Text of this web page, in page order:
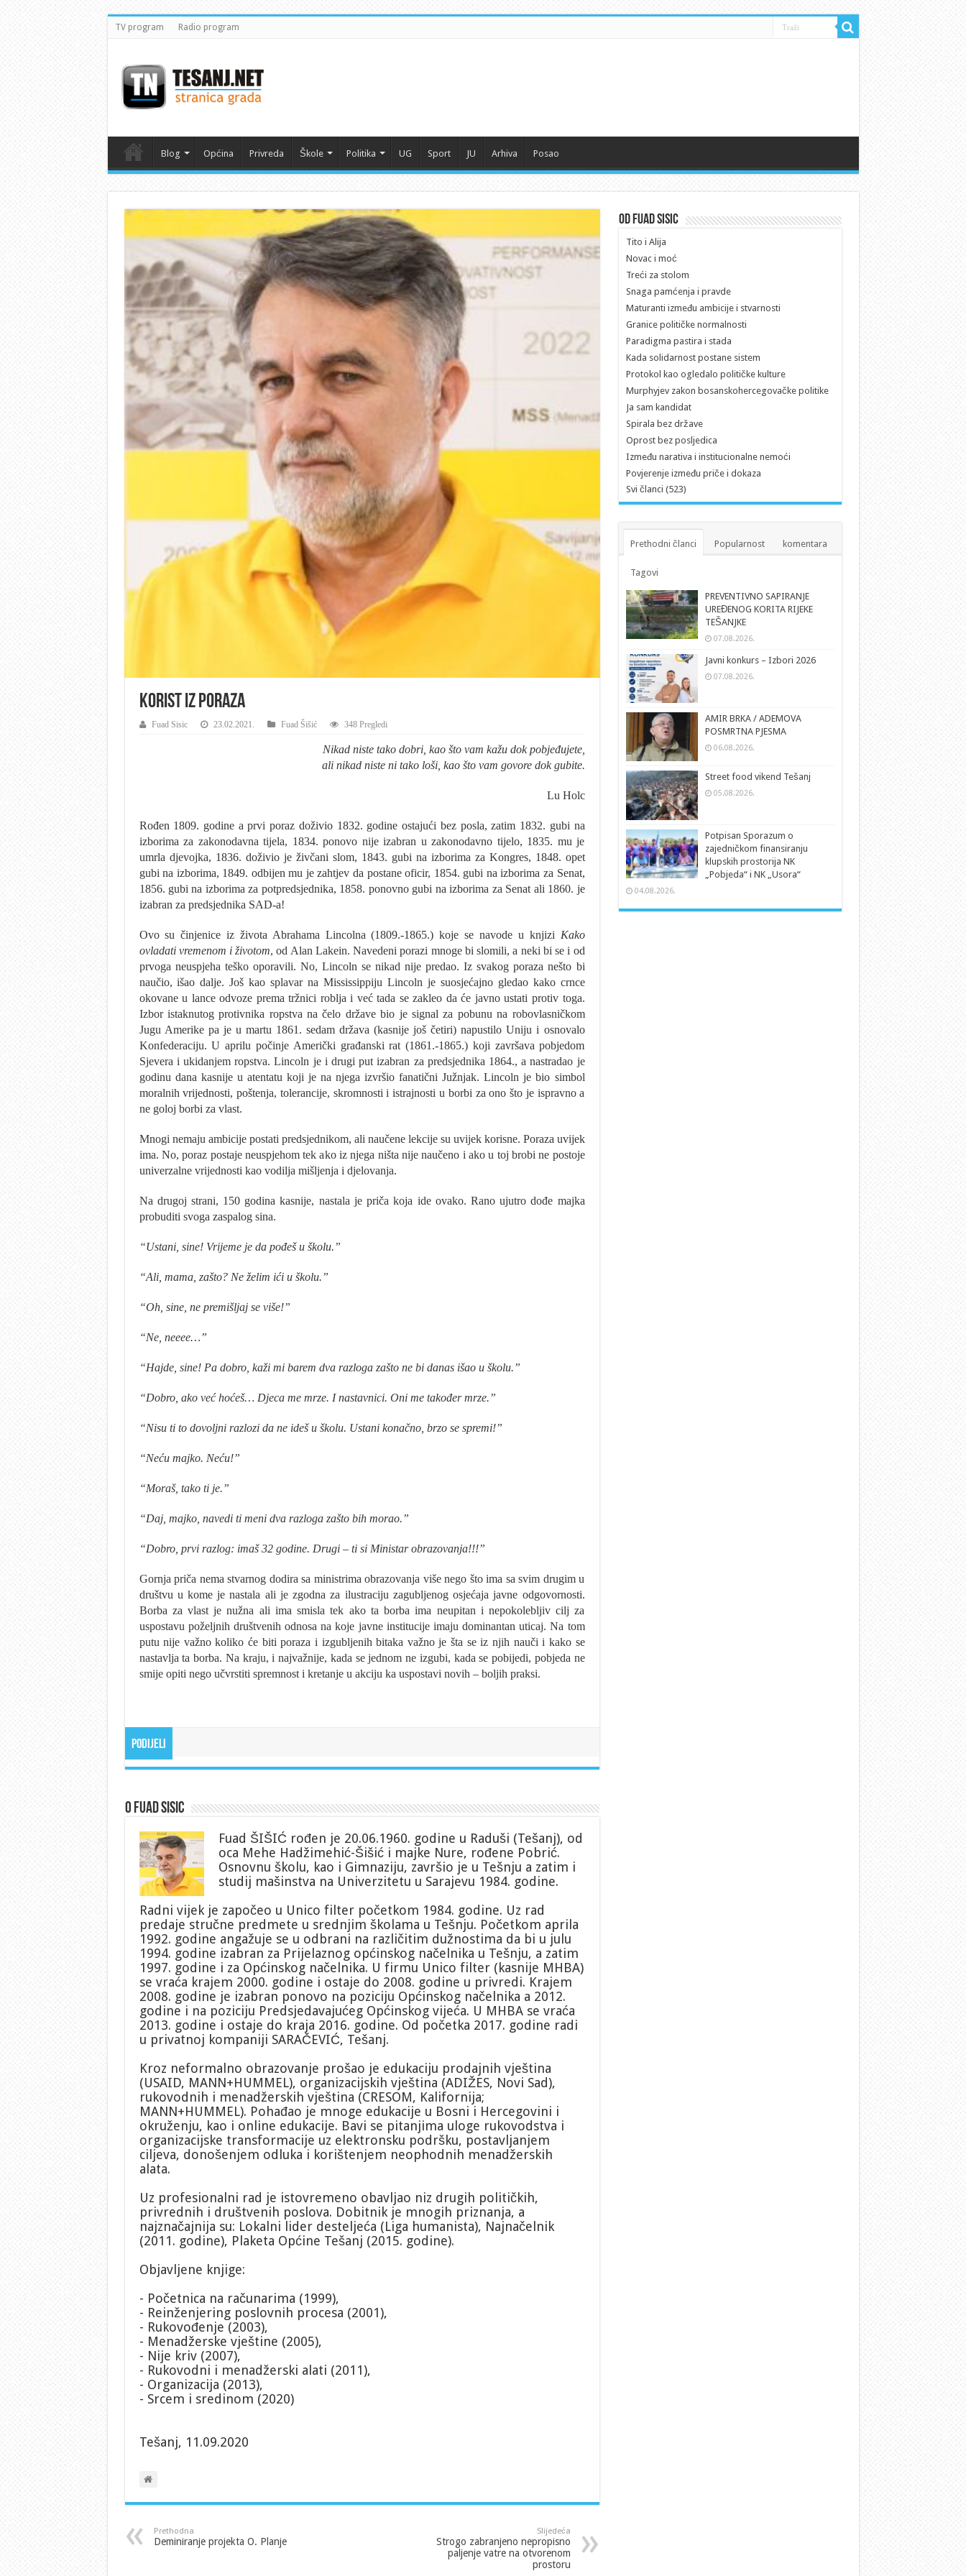
TV program Radio program
Blog Općina Privreda Škole Politika UG Sport JU Arhiva Posao
Korist iz poraza
Fuad Sisic 23.02.2021. Fuad Šišić 348 Pregledi
Nikad niste tako dobri, kao što vam kažu dok pobjeđujete,
ali nikad niste ni tako loši, kao što vam govore dok gubite.
Lu Holc
Rođen 1809. godine a prvi poraz doživio 1832. godine ostajući bez posla, zatim 1832. gubi na
izborima za zakonodavna tijela, 1834. ponovo nije izabran u zakonodavno tijelo, 1835. mu je
umrla djevojka, 1836. doživio je živčani slom, 1843. gubi na izborima za Kongres, 1848. opet
gubi na izborima, 1849. odbijen mu je zahtjev da postane oficir, 1854. gubi na izborima za Senat,
1856. gubi na izborima za potpredsjednika, 1858. ponovno gubi na izborima za Senat ali 1860. je
izabran za predsjednika SAD-a!
Ovo su činjenice iz života Abrahama Lincolna (1809.-1865.) koje se navode u knjizi Kako
ovladati vremenom i životom, od Alan Lakein. Navedeni porazi mnoge bi slomili, a neki bi se i od
prvoga neuspjeha teško oporavili. No, Lincoln se nikad nije predao. Iz svakog poraza nešto bi
naučio, išao dalje. Još kao splavar na Mississippiju Lincoln je suosjećajno gledao kako crnce
okovane u lance odvoze prema tržnici roblja i već tada se zakleo da će javno ustati protiv toga.
Izbor istaknutog protivnika ropstva na čelo države bio je signal za pobunu na robovlasničkom
Jugu Amerike pa je u martu 1861. sedam država (kasnije još četiri) napustilo Uniju i osnovalo
Konfederaciju. U aprilu počinje Američki građanski rat (1861.-1865.) koji završava pobjedom
Sjevera i ukidanjem ropstva. Lincoln je i drugi put izabran za predsjednika 1864., a nastradao je
godinu dana kasnije u atentatu koji je na njega izvršio fanatični Južnjak. Lincoln je bio simbol
moralnih vrijednosti, poštenja, tolerancije, skromnosti i istrajnosti u borbi za ono što je ispravno a
ne goloj borbi za vlast.
Mnogi nemaju ambicije postati predsjednikom, ali naučene lekcije su uvijek korisne. Poraza uvijek
ima. No, poraz postaje neuspjehom tek ako iz njega ništa nije naučeno i ako u toj brobi ne postoje
univerzalne vrijednosti kao vodilja mišljenja i djelovanja.
Na drugoj strani, 150 godina kasnije, nastala je priča koja ide ovako. Rano ujutro dođe majka
probuditi svoga zaspalog sina.
“Ustani, sine! Vrijeme je da pođeš u školu.”
“Ali, mama, zašto? Ne želim ići u školu.”
“Oh, sine, ne premišljaj se više!”
“Ne, neeee…”
“Hajde, sine! Pa dobro, kaži mi barem dva razloga zašto ne bi danas išao u školu.”
“Dobro, ako već hoćeš… Djeca me mrze. I nastavnici. Oni me također mrze.”
“Nisu ti to dovoljni razlozi da ne ideš u školu. Ustani konačno, brzo se spremi!”
“Neću majko. Neću!”
“Moraš, tako ti je.”
“Daj, majko, navedi ti meni dva razloga zašto bih morao.”
“Dobro, prvi razlog: imaš 32 godine. Drugi – ti si Ministar obrazovanja!!!”
Gornja priča nema stvarnog dodira sa ministrima obrazovanja više nego što ima sa svim drugim u
društvu u kome je nastala ali je zgodna za ilustraciju zagubljenog osjećaja javne odgovornosti.
Borba za vlast je nužna ali ima smisla tek ako ta borba ima neupitan i nepokolebljiv cilj za
uspostavu poželjnih društvenih odnosa na koje javne institucije imaju dominantan uticaj. Na tom
putu nije važno koliko će biti poraza i izgubljenih bitaka važno je šta se iz njih nauči i kako se
nastavlja ta borba. Na kraju, i najvažnije, kada se jednom ne izgubi, kada se pobijedi, pobjeda ne
smije opiti nego učvrstiti spremnost i kretanje u akciju ka uspostavi novih – boljih praksi.
Podijeli
O Fuad Sisic
Fuad ŠIŠIĆ rođen je 20.06.1960. godine u Raduši (Tešanj), od
oca Mehe Hadžimehić-Šišić i majke Nure, rođene Pobrić.
Osnovnu školu, kao i Gimnaziju, završio je u Tešnju a zatim i
studij mašinstva na Univerzitetu u Sarajevu 1984. godine.
Radni vijek je započeo u Unico filter početkom 1984. godine. Uz rad
predaje stručne predmete u srednjim školama u Tešnju. Početkom aprila
1992. godine angažuje se u odbrani na različitim dužnostima da bi u julu
1994. godine izabran za Prijelaznog općinskog načelnika u Tešnju, a zatim
1997. godine i za Općinskog načelnika. U firmu Unico filter (kasnije MHBA)
se vraća krajem 2000. godine i ostaje do 2008. godine u privredi. Krajem
2008. godine je izabran ponovo na poziciju Općinskog načelnika a 2012.
godine i na poziciju Predsjedavajućeg Općinskog vijeća. U MHBA se vraća
2013. godine i ostaje do kraja 2016. godine. Od početka 2017. godine radi
u privatnoj kompaniji SARAČEVIĆ, Tešanj.
Kroz neformalno obrazovanje prošao je edukaciju prodajnih vještina
(USAID, MANN+HUMMEL), organizacijskih vještina (ADIŽES, Novi Sad),
rukovodnih i menadžerskih vještina (CRESOM, Kalifornija;
MANN+HUMMEL). Pohađao je mnoge edukacije u Bosni i Hercegovini i
okruženju, kao i online edukacije. Bavi se pitanjima uloge rukovodstva i
organizacijske transformacije uz elektronsku podršku, postavljanjem
ciljeva, donošenjem odluka i korištenjem neophodnih menadžerskih
alata.
Uz profesionalni rad je istovremeno obavljao niz drugih političkih,
privrednih i društvenih poslova. Dobitnik je mnogih priznanja, a
najznačajnija su: Lokalni lider desteljeća (Liga humanista), Najnačelnik
(2011. godine), Plaketa Općine Tešanj (2015. godine).
Objavljene knjige:
- Početnica na računarima (1999),
- Reinženjering poslovnih procesa (2001),
- Rukovođenje (2003),
- Menadžerske vještine (2005),
- Nije kriv (2007),
- Rukovodni i menadžerski alati (2011),
- Organizacija (2013),
- Srcem i sredinom (2020)
Tešanj, 11.09.2020
Prethodna
Deminiranje projekta O. Planje
Slijedeća
Strogo zabranjeno nepropisno
paljenje vatre na otvorenom
prostoru
Od Fuad Sisic
Tito i Alija
Novac i moć
Treći za stolom
Snaga pamćenja i pravde
Maturanti između ambicije i stvarnosti
Granice političke normalnosti
Paradigma pastira i stada
Kada solidarnost postane sistem
Protokol kao ogledalo političke kulture
Murphyjev zakon bosanskohercegovačke politike
Ja sam kandidat
Spirala bez države
Oprost bez posljedica
Između narativa i institucionalne nemoći
Povjerenje između priče i dokaza
Svi članci (523)
Prethodni članci Popularnost komentara
Tagovi
PREVENTIVNO SAPIRANJE
UREĐENOG KORITA RIJEKE
TEŠANJKE
07.08.2026.
Javni konkurs – Izbori 2026
07.08.2026.
AMIR BRKA / ADEMOVA
POSMRTNA PJESMA
06.08.2026.
Street food vikend Tešanj
05.08.2026.
Potpisan Sporazum o
zajedničkom finansiranju
klupskih prostorija NK
„Pobjeda“ i NK „Usora“
04.08.2026.